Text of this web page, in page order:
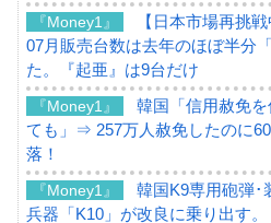
『Money1』
【日本市場再挑
07月販売台数は去年のほぼ半分
た。『起亜』は9台だけ
『Money1』
韓国「信用赦免
ても」⇒ 257万人赦免したのに
落！
『Money1』
韓国K9専用砲弾･
兵器「K10」が改良に乗り出す。